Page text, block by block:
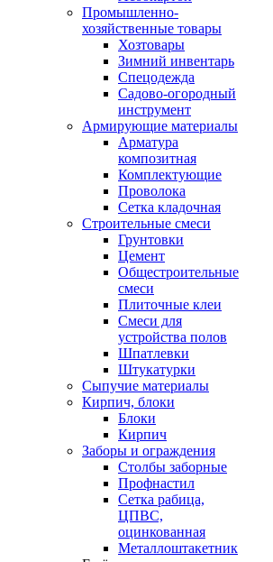
Промышленно-
хозяйственные товары
Хозтовары
Зимний инвентарь
Спецодежда
Садово-огородный
инструмент
Армирующие материалы
Арматура
композитная
Комплектующие
Проволока
Сетка кладочная
Строительные смеси
Грунтовки
Цемент
Общестроительные
смеси
Плиточные клеи
Смеси для
устройства полов
Шпатлевки
Штукатурки
Сыпучие материалы
Кирпич, блоки
Блоки
Кирпич
Заборы и ограждения
Столбы заборные
Профнастил
Сетка рабица,
ЦПВС,
оцинкованная
Металлоштакетник